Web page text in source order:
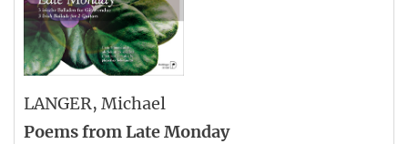
LANGER, Michael
Poems from Late Monday